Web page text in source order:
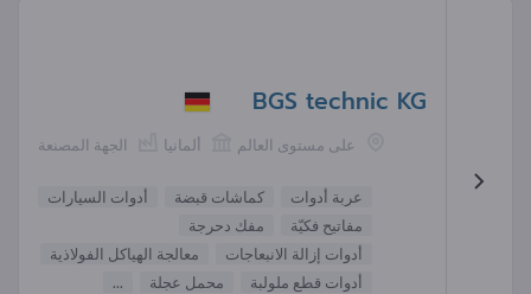
BGS technic KG
الجهة المصنعة ألمانيا على مستوى العالم
عربة أدوات كماشات قبضة
أدوات السيارات
مفاتيح فكيّة
مفك دحرجة
أدوات إزالة الانبعاجات
معالجة الهياكل الفولاذية
أدوات قطع ملولبة
محمل عجلة ...